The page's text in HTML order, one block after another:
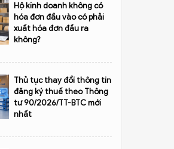
Hộ kinh doanh không có
hóa đơn đầu vào có phải
xuất hóa đơn đầu ra
không?
Thủ tục thay đổi thông tin
đăng ký thuế theo Thông
tư 90/2026/TT-BTC mới
nhất